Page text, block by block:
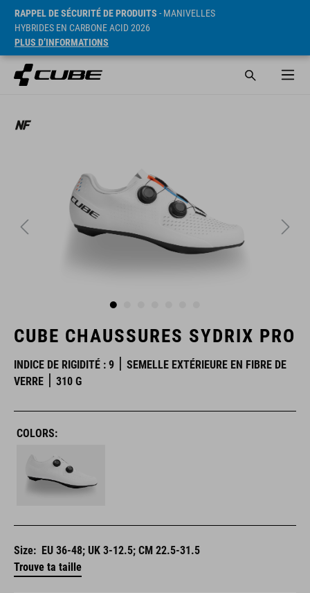
RAPPEL DE SÉCURITÉ DE PRODUITS - MANIVELLES
HYBRIDES EN CARBONE ACID 2026
PLUS D’INFORMATIONS
CUBE CHAUSSURES SYDRIX PRO
INDICE DE RIGIDITÉ : 9
SEMELLE EXTÉRIEURE EN FIBRE DE
VERRE
310 G
COLORS:
Size: EU 36-48; UK 3-12.5; CM 22.5-31.5
Trouve ta taille